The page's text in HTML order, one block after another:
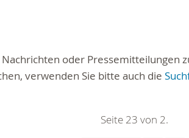
Nachrichten oder Pressemitteilungen
verwenden Sie bitte auch die
Seite 23 von 2.